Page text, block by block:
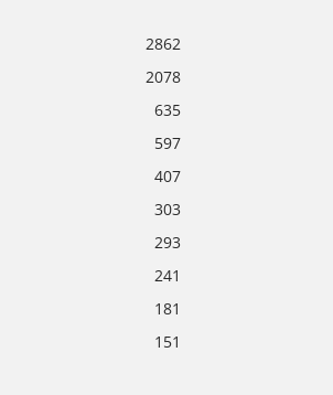
2862
2078
635
597
407
303
293
241
181
151